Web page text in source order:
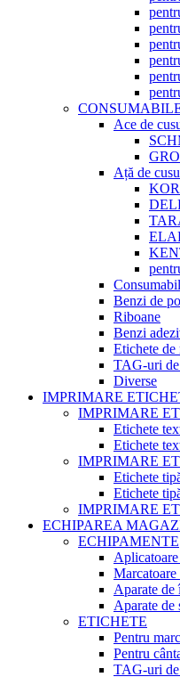
Ace de
Ață de
Benzi de
Riboane
Benzi
Etichete de
TAG-uri de
Diverse
IMPRIMARE
IMPRIMARE
Etichete
Etichete
IMPRIMARE
Etichete
Etichete
IMPRIMARE
ECHIPAREA
ECHIPAMENTE
Marcatoare
Aparate de
Aparate de
ETICHETE
Pentru
Pentru
TAG-uri de